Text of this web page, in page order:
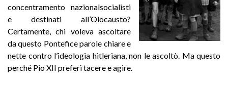
concentramento nazionalsocialisti
e destinati all’Olocausto?
Certamente, chi voleva ascoltare
da questo Pontefice parole chiare e
nette contro l’ideologia hitleriana, non le ascoltò. Ma questo
perché Pio XII preferì tacere e agire.